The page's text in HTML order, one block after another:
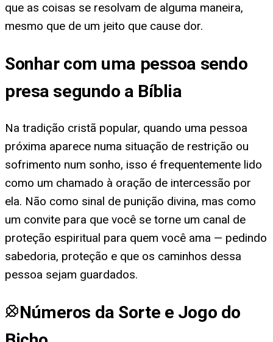
que as coisas se resolvam de alguma maneira,
mesmo que de um jeito que cause dor.
Sonhar com uma pessoa sendo
presa segundo a Bíblia
Na tradição cristã popular, quando uma pessoa
próxima aparece numa situação de restrição ou
sofrimento num sonho, isso é frequentemente lido
como um chamado à oração de intercessão por
ela. Não como sinal de punição divina, mas como
um convite para que você se torne um canal de
proteção espiritual para quem você ama — pedindo
sabedoria, proteção e que os caminhos dessa
pessoa sejam guardados.
Números da Sorte e Jogo do